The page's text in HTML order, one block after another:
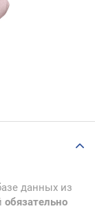
данных из
обязательно